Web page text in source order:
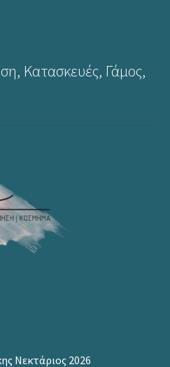
Κατασκευές, Γάμος,
Νεκτάριος 2026